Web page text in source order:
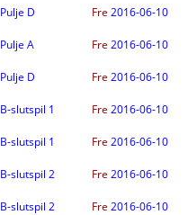
Pulje D Fre 2016-06-10
Pulje A Fre 2016-06-10
Pulje D Fre 2016-06-10
B-slutspil 1 Fre 2016-06-10
B-slutspil 1 Fre 2016-06-10
B-slutspil 2 Fre 2016-06-10
B-slutspil 2 Fre 2016-06-10